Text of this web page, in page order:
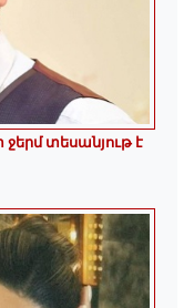
տեսանյութ է